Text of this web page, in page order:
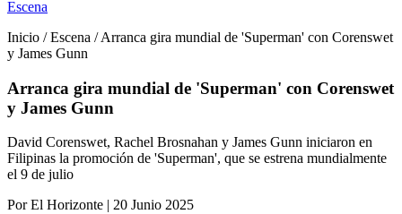
Escena
Inicio / Escena / Arranca gira mundial de 'Superman' con Corenswet
y James Gunn
Arranca gira mundial de 'Superman' con Corenswet
y James Gunn
David Corenswet, Rachel Brosnahan y James Gunn iniciaron en
Filipinas la promoción de 'Superman', que se estrena mundialmente
el 9 de julio
Por El Horizonte | 20 Junio 2025